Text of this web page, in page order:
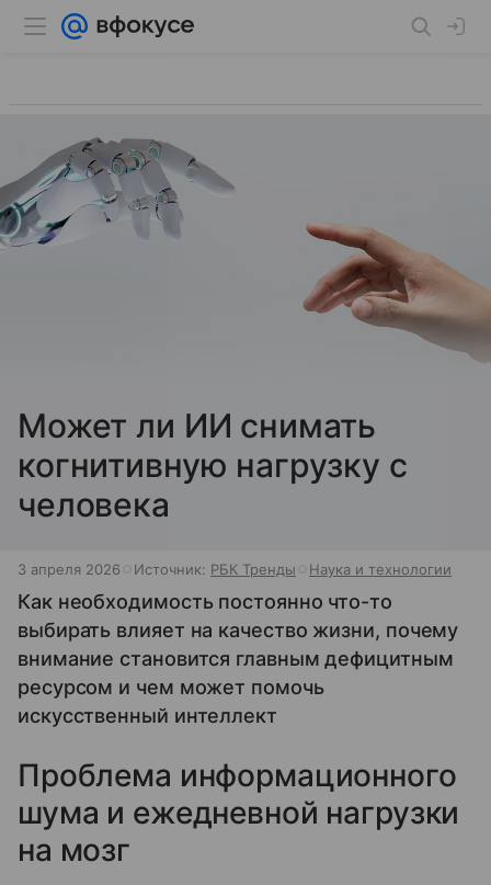
Может ли ИИ снимать
когнитивную нагрузку с
человека
3 апреля 2026 Источник: РБК Тренды Наука и технологии
Как необходимость постоянно что-то
выбирать влияет на качество жизни, почему
внимание становится главным дефицитным
ресурсом и чем может помочь
искусственный интеллект
Проблема информационного
шума и ежедневной нагрузки
на мозг